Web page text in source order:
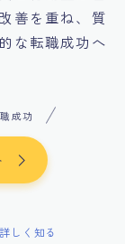
善を重ね、質
な転職成功へ
成功
しく知る